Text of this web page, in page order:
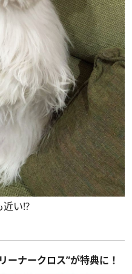
い!?
ーナークロス”が特典に！